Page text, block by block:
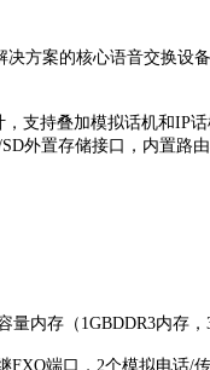
决方案的核心语音交换设
支持叠加模拟话机和IP
外置存储接口，内置
量内存（1GBDDR3内
继FXO端口，2个模拟电